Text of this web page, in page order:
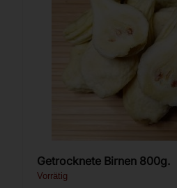
Getrocknete Birnen 800g.
Vorrätig